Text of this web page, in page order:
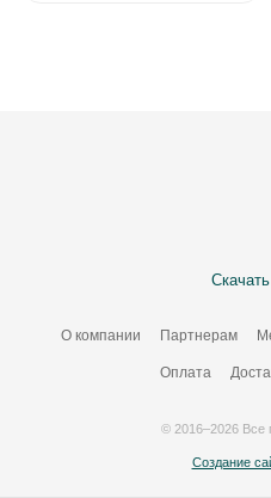
О компании Партнерам
Оплата
© 2016–2026
Создание